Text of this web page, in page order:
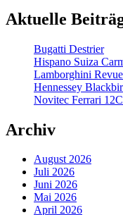
Aktuelle
Bugatti Destrier
Hispano Suiza
Lamborghini
Hennessey
Novitec Ferrari
Archiv
August 2026
Juli 2026
Juni 2026
Mai 2026
April 2026